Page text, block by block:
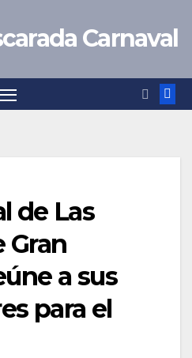
Carnaval
de Las
Gran
a sus
para el